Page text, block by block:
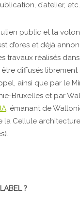
d’atelier,
public et la
d’ores et déjà
travaux réalisés
diffusés librement
ainsi que par le
Bruxelles et par
, émanant de
la Cellule
?